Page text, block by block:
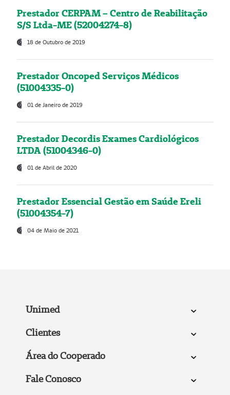
Prestador CERPAM – Centro de Reabilitação
S/S Ltda-ME (52004274-8)
18 de Outubro de 2019
Prestador Oncoped Serviços Médicos
(51004335-0)
01 de Janeiro de 2019
Prestador Decordis Exames Cardiológicos
LTDA (51004346-0)
01 de Abril de 2020
Prestador Essencial Gestão em Saúde Ereli
(51004354-7)
04 de Maio de 2021
Unimed
Clientes
Área do Cooperado
Fale Conosco